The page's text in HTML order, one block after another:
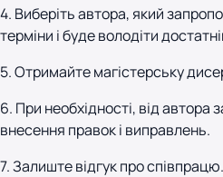
4. Виберіть автора, який
терміни і буде володіти
5. Отримайте магістерську
6. При необхідності, від
внесення правок і виправлень.
7. Залиште відгук про співпрацю.